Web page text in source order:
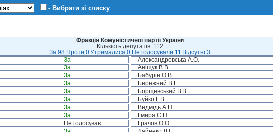
- Вибрати зі списку
Фракція Комуністичної партії України
Кількість депутатів: 112
За:98 Проти:0 Утрималися:0 Не голосували:11 Відсутні:3
За Александровська А.О.
За Аніщук В.В.
За Бабурін О.В.
За Бережний В.Г.
За Борщевський В.В.
За Буйко Г.В.
За Ведмідь А.П.
За Гмиря С.П.
Не голосував Грачов О.О.